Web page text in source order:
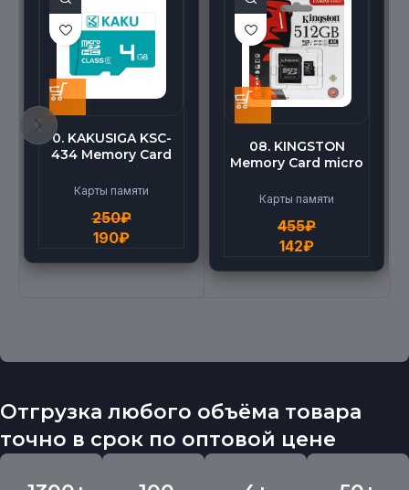
0. KAKUSIGA KSC-
434 Memory Card
High Speed (4G)
Карты памяти
250₽
190₽
08. KINGSTON
Memory Card micro
Карты памяти
455₽
142₽
Отгрузка любого объёма товара
точно в срок по оптовой цене